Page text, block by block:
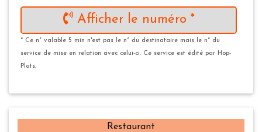
Afficher le numéro *
* Ce n° valable 5 min n'est pas le n° du destinataire mais le n° du
service de mise en relation avec celui-ci. Ce service est édité par Hop-
Plats.
Restaurant